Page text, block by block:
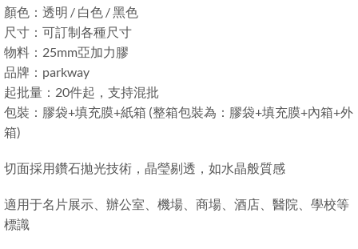
顏色：透明 / 白色 / 黑色
尺寸：可訂制各種尺寸
物料：25mm亞加力膠
品牌：parkway
起批量：20件起，支持混批
包裝：膠袋+填充膜+紙箱 (整箱包裝為：膠袋+填充膜+內箱+外
箱)
切面採用鑽石拋光技術，晶瑩剔透，如水晶般質感
適用于名片展示、辦公室、機場、商場、酒店、醫院、學校等
標識